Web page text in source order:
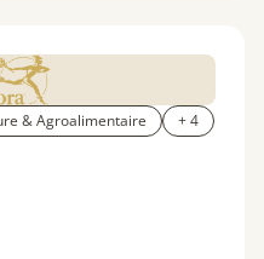
& Agroalimentaire + 4